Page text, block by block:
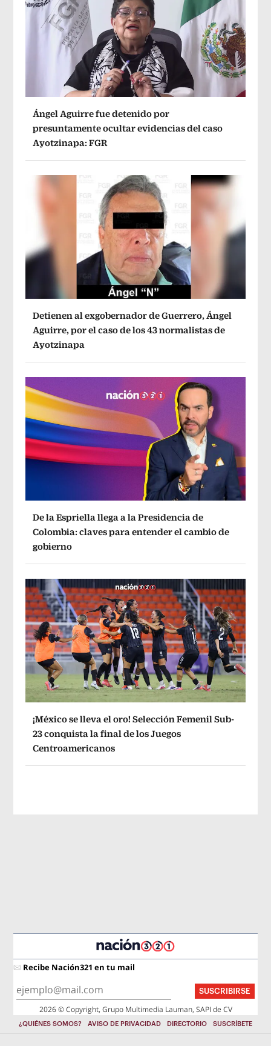
Ángel Aguirre fue detenido por
presuntamente ocultar evidencias del caso
Ayotzinapa: FGR
Detienen al exgobernador de Guerrero, Ángel
Aguirre, por el caso de los 43 normalistas de
Ayotzinapa
De la Espriella llega a la Presidencia de
Colombia: claves para entender el cambio de
gobierno
¡México se lleva el oro! Selección Femenil Sub-
23 conquista la final de los Juegos
Centroamericanos
Recibe Nación321 en tu mail
SUSCRIBIRSE
2026 © Copyright, Grupo Multimedia Lauman, SAPI de CV
¿QUIÉNES SOMOS? AVISO DE PRIVACIDAD DIRECTORIO SUSCRÍBETE